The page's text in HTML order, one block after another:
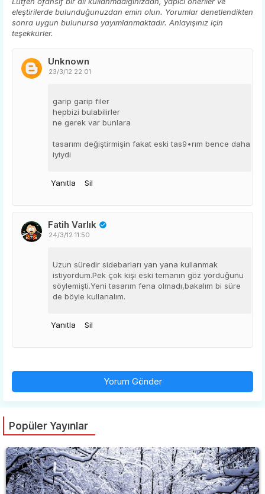
eleştirilerde bulunduğunuzdan emin olun. Yorumlar denetlendikten
sonra uygun bulunursa yayımlanmaktadır. Anlayışınız için
teşekkürler.
Unknown
23/3/12 22:01
garip garip filer
hepbizi bulabilirler
ne gerek var bunlara
tasarımı değiştirmişin fakat eski tas9•rım bence daha
iyiydi
Yanıtla Sil
Fatih Varlık
24/3/12 11:50
Uzun süredir sidebarları yan yana kullanmak
istiyordum.Pek çok kişi eski temanın göz yorduğunu
söylemişti.Yeni tasarım fena olmadı,bakalım bi süre
de böyle kullanalım.
Yanıtla Sil
Yorum Gönder
Popüler Yayınlar